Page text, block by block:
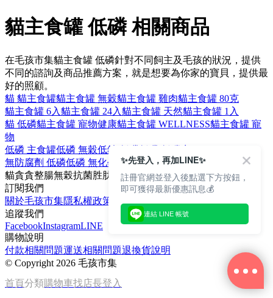
貓主食罐 低磷 相關商品
在毛孩市集貓主食罐 低磷針對不同飼主及毛孩的狀況，提供
不同的諮詢及商品推薦方案，就是想要為你家的寶貝，提供最
好的照顧。
貓 貓主食罐貓主食罐 無穀貓主食罐 雞肉貓主食罐 80克
貓主食罐 6入貓主食罐 24入貓主食罐 天然貓主食罐 1入
貓 低磷貓主食罐 寵物健康貓主食罐 WELLNESS貓主食罐 寵
物
低磷 主食罐低磷 無穀低鈉 低磷
無防腐劑 低磷低磷 無化學添加低磷 天然食材低磷 低鎂
貓貪貪整腸無榖抗菌胜肽
訂閱我們
關於毛孩市集隱私權政策
追蹤我們
FacebookInstagramLINE
購物說明
付款相關問題運送相關問題退換貨說明
© Copyright 2026 毛孩市集
首頁分類購物車找店長登入
✨先登入，再加LINE✨
註冊官網並登入後點選下方按鈕，
即可獲得最新優惠訊息💰
連結 LINE 帳號